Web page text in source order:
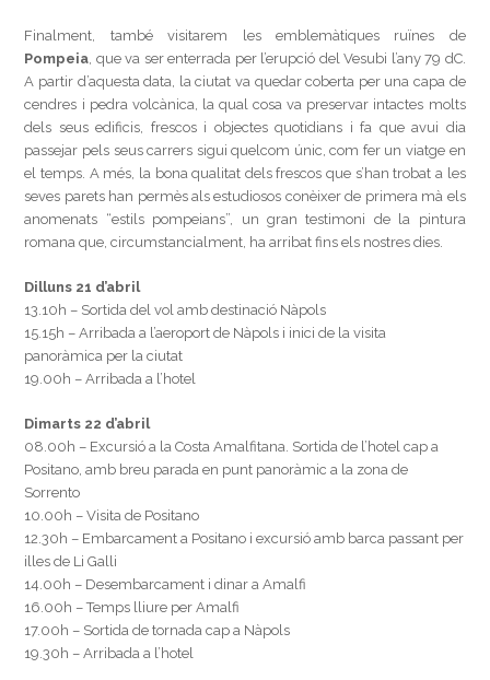
Finalment, també visitarem les emblemàtiques ruïnes de
Pompeia, que va ser enterrada per l’erupció del Vesubi l’any 79 dC.
A partir d’aquesta data, la ciutat va quedar coberta per una capa de
cendres i pedra volcànica, la qual cosa va preservar intactes molts
dels seus edificis, frescos i objectes quotidians i fa que avui dia
passejar pels seus carrers sigui quelcom únic, com fer un viatge en
el temps. A més, la bona qualitat dels frescos que s’han trobat a les
seves parets han permès als estudiosos conèixer de primera mà els
anomenats “estils pompeians”, un gran testimoni de la pintura
romana que, circumstancialment, ha arribat fins els nostres dies.
Dilluns 21 d’abril
13.10h – Sortida del vol amb destinació Nàpols
15.15h – Arribada a l’aeroport de Nàpols i inici de la visita
panoràmica per la ciutat
19.00h – Arribada a l’hotel
Dimarts 22 d’abril
08.00h – Excursió a la Costa Amalfitana. Sortida de l’hotel cap a
Positano, amb breu parada en punt panoràmic a la zona de
Sorrento
10.00h – Visita de Positano
12.30h – Embarcament a Positano i excursió amb barca passant per
illes de Li Galli
14.00h – Desembarcament i dinar a Amalfi
16.00h – Temps lliure per Amalfi
17.00h – Sortida de tornada cap a Nàpols
19.30h – Arribada a l’hotel